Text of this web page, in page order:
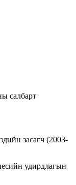
салбарт
засагч (2003-
удирдлагын